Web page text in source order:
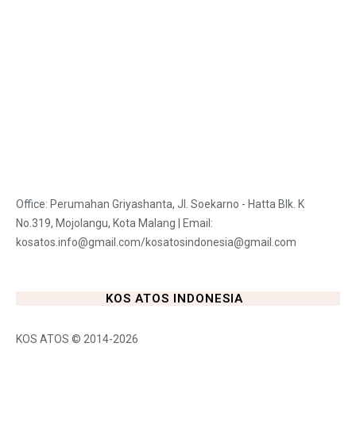
Office: Perumahan Griyashanta, Jl. Soekarno - Hatta Blk. K
No.319, Mojolangu, Kota Malang | Email:
kosatos.info@gmail.com/kosatosindonesia@gmail.com
KOS ATOS INDONESIA
KOS ATOS © 2014-2026